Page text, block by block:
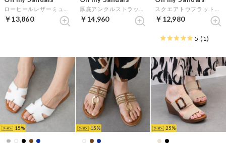
￥13,860 ￥14,960 ￥12,980
5 (1)
15 15 25